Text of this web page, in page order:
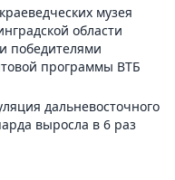
музея
области
победителями
программы ВТБ
дальневосточного
выросла в 6 раз